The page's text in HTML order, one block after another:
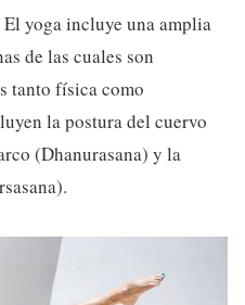
El yoga incluye una amplia
de las cuales son
tanto física como
la postura del cuervo
(Dhanurasana) y la